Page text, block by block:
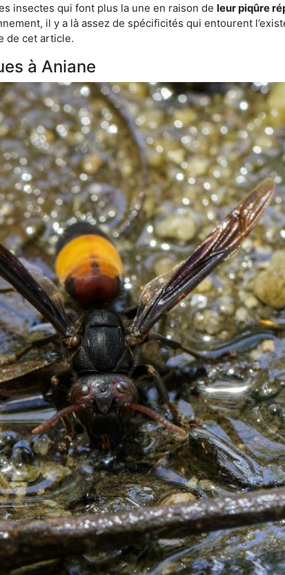
insectes qui font plus la une en raison de leur piqûre
il y a là assez de spécificités qui entourent
de cet article.
à Aniane